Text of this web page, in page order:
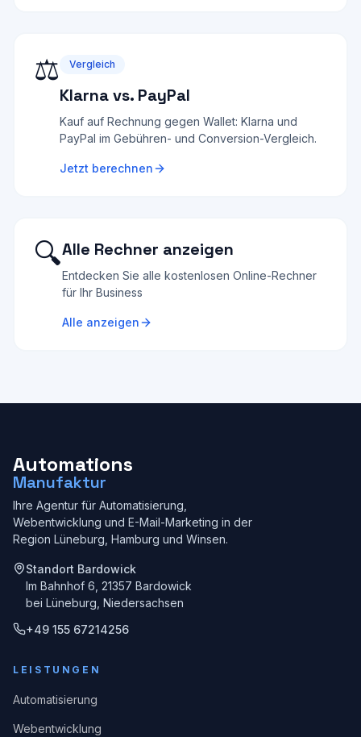
⚖️ Vergleich
Klarna vs. PayPal
Kauf auf Rechnung gegen Wallet: Klarna und
PayPal im Gebühren- und Conversion-Vergleich.
Jetzt berechnen
🔍Alle Rechner anzeigen
Entdecken Sie alle kostenlosen Online-Rechner
für Ihr Business
Alle anzeigen
Automations
Manufaktur
Ihre Agentur für Automatisierung,
Webentwicklung und E-Mail-Marketing in der
Region Lüneburg, Hamburg und Winsen.
Standort Bardowick
Im Bahnhof 6, 21357 Bardowick
bei Lüneburg, Niedersachsen
+49 155 67214256
LEISTUNGEN
Automatisierung
Webentwicklung